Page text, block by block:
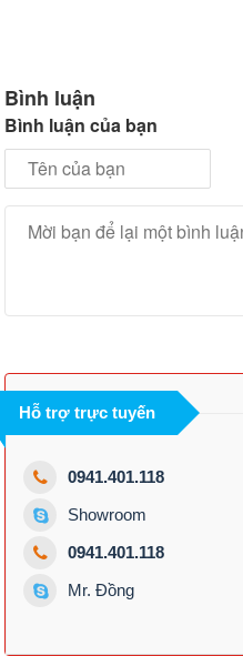
Bình luận
Bình luận của bạn
Hỗ trợ trực tuyến
0941.401.118
Showroom
0941.401.118
Mr. Đồng